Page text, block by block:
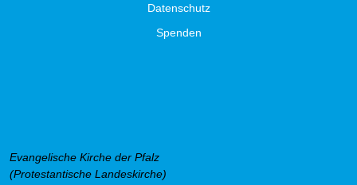
Datenschutz
Spenden
Evangelische Kirche der Pfalz
(Protestantische Landeskirche)